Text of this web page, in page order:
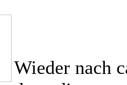
Wieder nach